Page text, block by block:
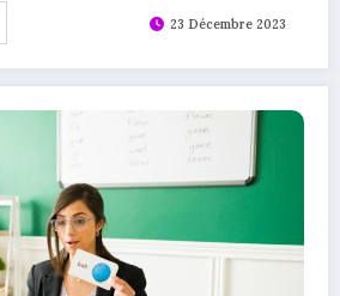
23 Décembre 2023